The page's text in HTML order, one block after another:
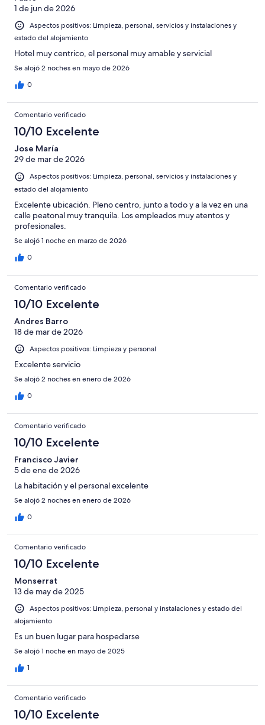
1 de jun de 2026
Aspectos positivos: Limpieza, personal, servicios y instalaciones y
estado del alojamiento
Hotel muy centrico, el personal muy amable y servicial
Se alojó 2 noches en mayo de 2026
0
Comentario verificado
10/10 Excelente
Jose María
29 de mar de 2026
Aspectos positivos: Limpieza, personal, servicios y instalaciones y
estado del alojamiento
Excelente ubicación. Pleno centro, junto a todo y a la vez en una
calle peatonal muy tranquila. Los empleados muy atentos y
profesionales.
Se alojó 1 noche en marzo de 2026
0
Comentario verificado
10/10 Excelente
Andres Barro
18 de mar de 2026
Aspectos positivos: Limpieza y personal
Excelente servicio
Se alojó 2 noches en enero de 2026
0
Comentario verificado
10/10 Excelente
Francisco Javier
5 de ene de 2026
La habitación y el personal excelente
Se alojó 2 noches en enero de 2026
0
Comentario verificado
10/10 Excelente
Monserrat
13 de may de 2025
Aspectos positivos: Limpieza, personal y instalaciones y estado del
alojamiento
Es un buen lugar para hospedarse
Se alojó 1 noche en mayo de 2025
1
Comentario verificado
10/10 Excelente